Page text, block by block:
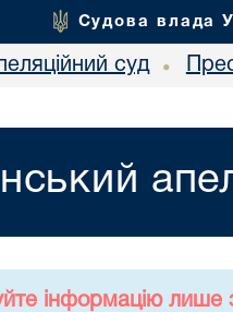
Судова влада
суд •
інформацію лише